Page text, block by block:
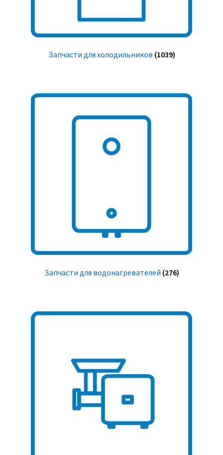
Запчасти для холодильников (1039)
Запчасти для водонагревателей (276)